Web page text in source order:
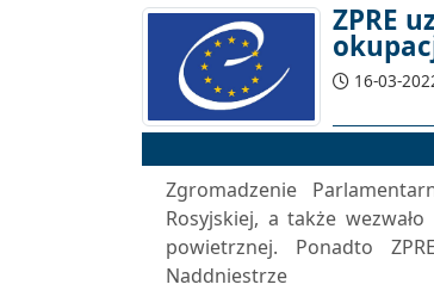
ZPRE
16-03-
Zgromadzenie
Rosyjskiej, a także
powietrznej. Ponadto
Naddniestrze